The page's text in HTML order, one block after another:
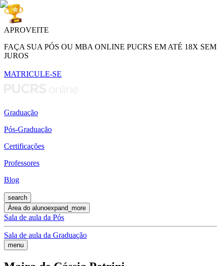
APROVEITE
FAÇA SUA PÓS OU MBA ONLINE PUCRS EM ATÉ 18X SEM
JUROS
MATRICULE-SE
Graduação
Pós-Graduação
Certificações
Professores
Blog
search
Área do alunoexpand_more
Sala de aula da Pós
Sala de aula da Graduação
menu